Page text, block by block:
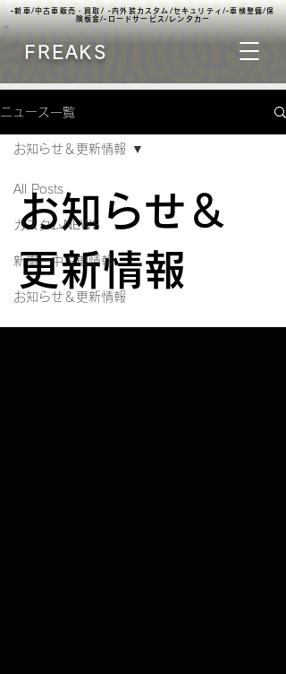
▫️新車/中古車販売・買取/ ▫️内外装カスタム/セキュリティ/▫️車検整備/保
険板金/▫️ロードサービス/レンタカー
FREAKS
ニュース一覧
All Posts
カスタムNEWS
新車・中古車情報
お知らせ＆更新情報
お知らせ＆更新情報
お知らせ＆
更新情報